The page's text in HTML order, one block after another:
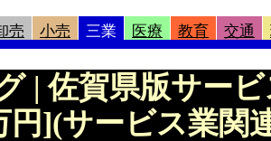
売 小売 三業 医療 教育 交通
| 佐賀県版サー
円](サービス業関